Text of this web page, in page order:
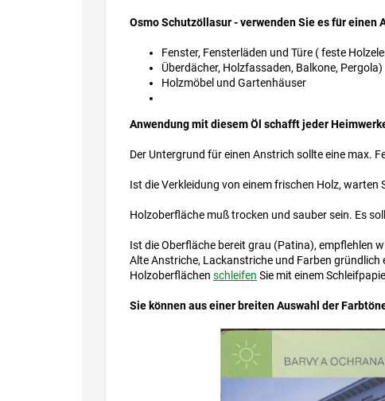
Osmo Schutzöllasur - verwenden Sie es für
Fenster, Fensterläden und Türe ( feste
Überdächer, Holzfassaden, Balkone, Pergola)
Holzmöbel und Gartenhäuser
Anwendung mit diesem Öl schafft jeder
Der Untergrund für einen Anstrich sollte eine max.
Ist die Verkleidung von einem frischen Holz, warten
Holzoberfläche muß trocken und sauber sein. Es
Ist die Oberfläche bereit grau (Patina), empflehlen
Alte Anstriche, Lackanstriche und Farben gründlich
Holzoberflächen schleifen Sie mit einem
Sie können aus einer breiten Auswahl der